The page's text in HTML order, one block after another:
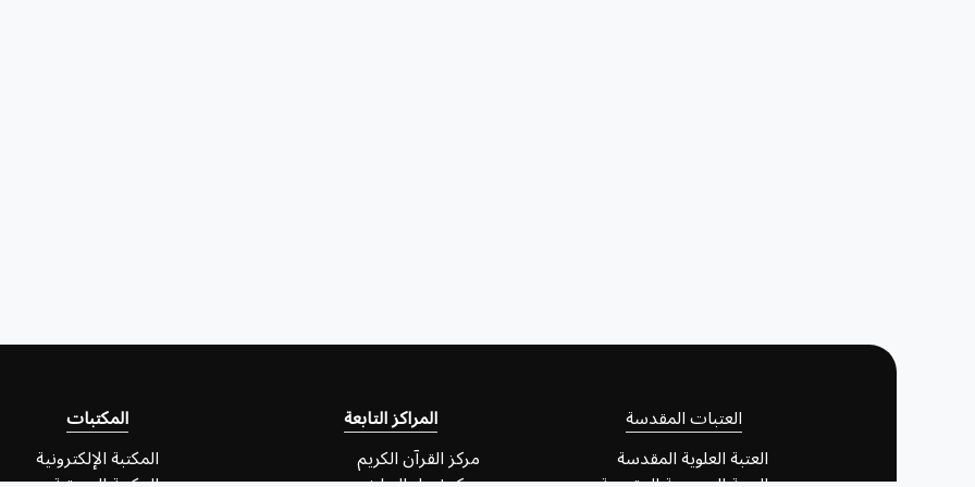
العتبات المقدسة
العتبة العلوية المقدسة
المراكز التابعة
مركز القرآن الكريم
المكتبات
المكتبة الإلكترونية